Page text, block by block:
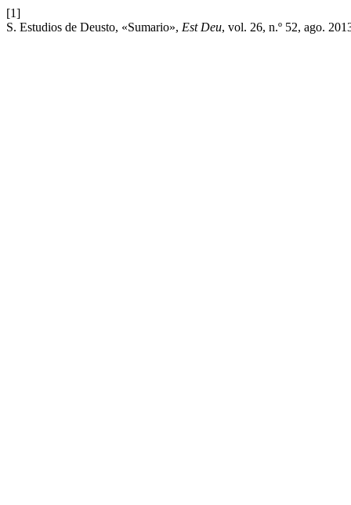
[1]
S. Estudios de Deusto, «Sumario», Est Deu, vol. 26, n.º 52, ago.